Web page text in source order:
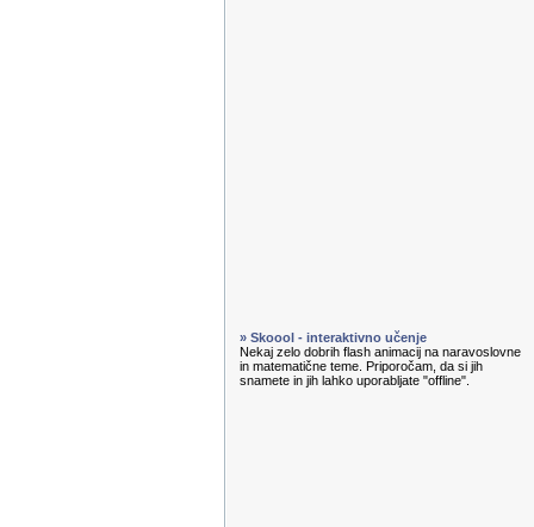
» Skoool - interaktivno učenje
Nekaj zelo dobrih flash animacij na naravoslovne
in matematične teme. Priporočam, da si jih
snamete in jih lahko uporabljate "offline".